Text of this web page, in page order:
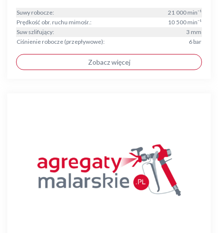
Suwy robocze:
21 000 min⁻¹
Prędkość obr. ruchu mimośr.:
10 500 min⁻¹
Suw szlifujący:
3 mm
Ciśnienie robocze (przepływowe):
6 bar
Zobacz więcej